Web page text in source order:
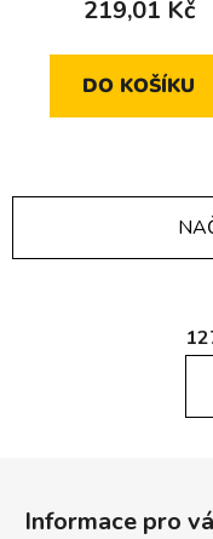
219,01 Kč
DO KOŠÍKU
Informace pro